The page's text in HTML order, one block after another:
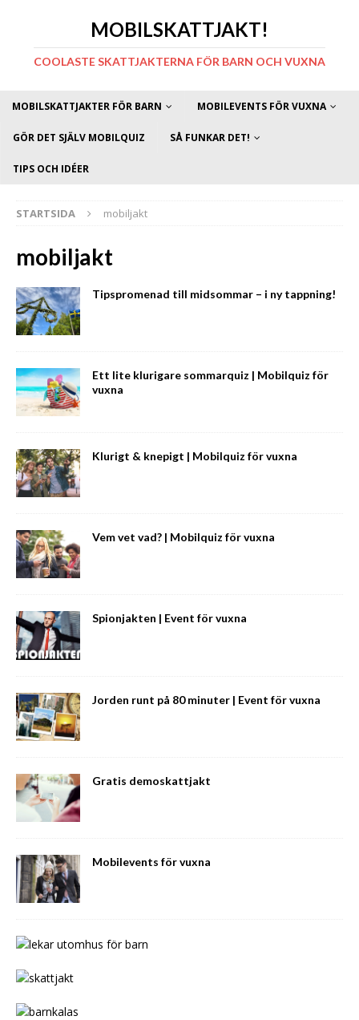
MOBILSKATTJAKT!
COOLASTE SKATTJAKTERNA FÖR BARN OCH VUXNA
MOBILSKATTJAKTER FÖR BARN MOBILEVENTS FÖR VUXNA
GÖR DET SJÄLV MOBILQUIZ SÅ FUNKAR DET!
TIPS OCH IDÉER
STARTSIDA mobiljakt
mobiljakt
Tipspromenad till midsommar – i ny tappning!
Ett lite klurigare sommarquiz | Mobilquiz för
vuxna
Klurigt & knepigt | Mobilquiz för vuxna
Vem vet vad? | Mobilquiz för vuxna
Spionjakten | Event för vuxna
Jorden runt på 80 minuter | Event för vuxna
Gratis demoskattjakt
Mobilevents för vuxna